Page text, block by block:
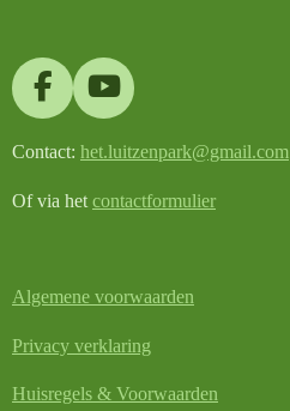
F
c
b
k
Y
u
u
Contact: het.luitzenpark@gmail.com
Of via het contactformulier
Algemene voorwaarden
Privacy verklaring
Huisregels & Voorwaarden